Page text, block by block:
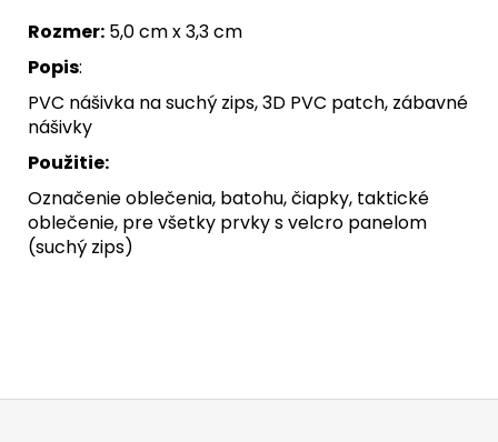
Rozmer: 5,0 cm x 3,3 cm
Popis:
PVC nášivka na suchý zips, 3D PVC patch, zábavné
nášivky
Použitie:
Označenie oblečenia, batohu, čiapky, taktické
oblečenie, pre všetky prvky s velcro panelom
(suchý zips)